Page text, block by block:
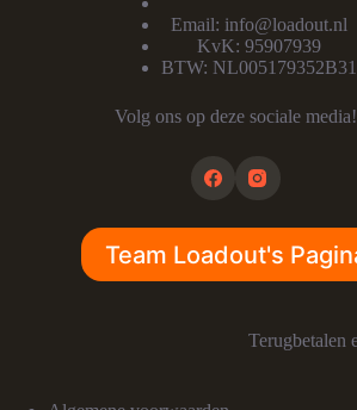
Email: info@loadout.nl
KvK: 95907939
BTW: NL005179352B31
Volg ons op deze sociale media!
Team Loadout's
Terugbetalen